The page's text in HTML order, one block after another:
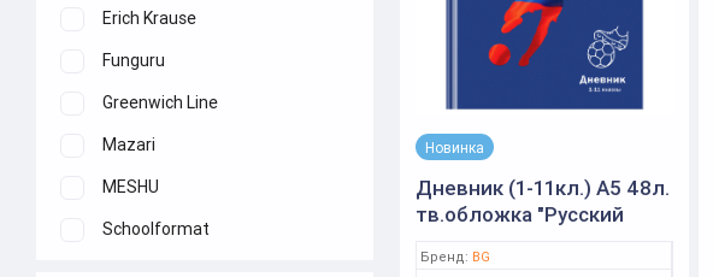
Erich Krause
Funguru
Greenwich Line
Mazari
MESHU
Schoolformat
Новинка
Дневник (1-11кл.) А5 48л.
тв.обложка "Русский
ламинация, выб.лак (BG)
Бренд: BG